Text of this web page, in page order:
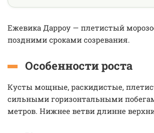
Ежевика Дарроу — плетистый
поздними сроками созревания.
Особенности роста
Кусты мощные, раскидистые,
сильными горизонтальными
метров. Нижнее ветви длинне